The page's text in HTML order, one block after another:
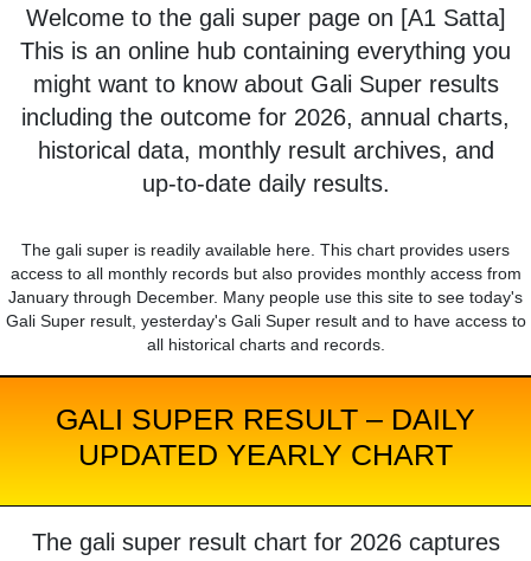
Welcome to the gali super page on [A1 Satta]
This is an online hub containing everything you
might want to know about Gali Super results
including the outcome for 2026, annual charts,
historical data, monthly result archives, and
up-to-date daily results.
The gali super is readily available here. This chart provides users
access to all monthly records but also provides monthly access from
January through December. Many people use this site to see today's
Gali Super result, yesterday's Gali Super result and to have access to
all historical charts and records.
GALI SUPER RESULT – DAILY
UPDATED YEARLY CHART
The gali super result chart for 2026 captures